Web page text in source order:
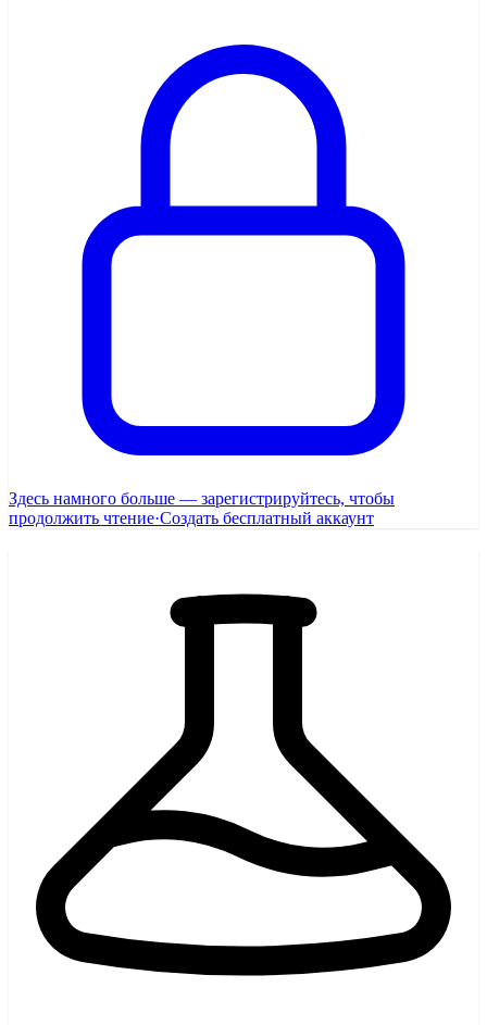
Здесь намного больше — зарегистрируйтесь, чтобы
продолжить чтение·Создать бесплатный аккаунт